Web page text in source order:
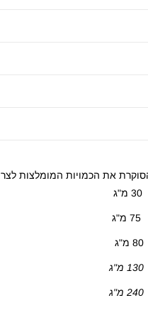
את הכמויות המומלצות
80 מ"ג